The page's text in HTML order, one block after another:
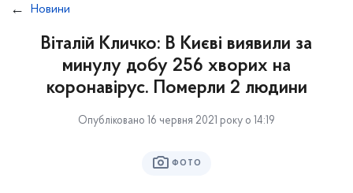
Новини
Віталій Кличко: В Києві виявили за
минулу добу 256 хворих на
коронавірус. Померли 2 людини
Опубліковано 16 червня 2021 року о 14:19
ФОТО